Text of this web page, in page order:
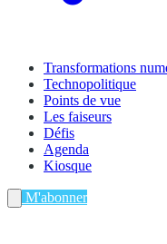
Transformations
Technopolitique
Points de vue
Les faiseurs
Défis
Agenda
Kiosque
M'abonner